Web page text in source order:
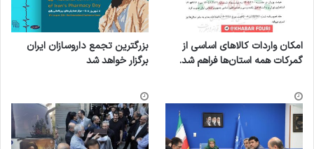
امکان واردات کالاهای اساسی از
گمرکات همه استان‌ها فراهم شد.
بزرگترین تجمع داروسازان ایران
برگزار خواهد شد